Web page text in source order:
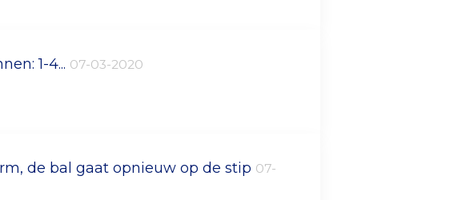
1-4... 07-03-2020
de bal gaat opnieuw op de stip 07-